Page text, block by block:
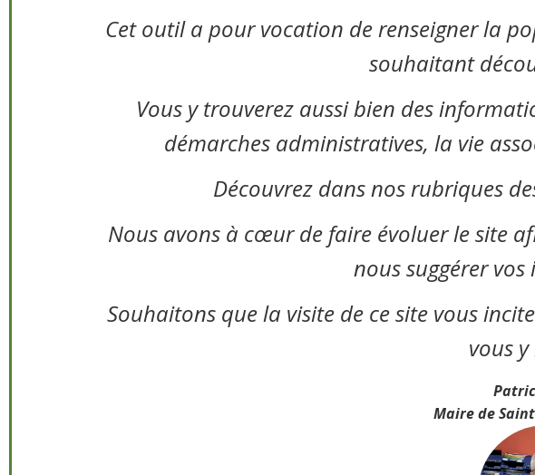
Cet outil a pour vocation de renseigner la
souhaitant
Vous y trouverez aussi bien des
démarches administratives, la vie
Découvrez dans nos rubriques
Nous avons à cœur de faire évoluer le site
nous suggérer
Souhaitons que la visite de ce site vous
vous
Maire de